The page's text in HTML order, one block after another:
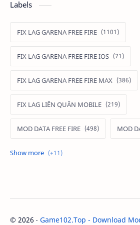
Labels
FIX LAG GARENA FREE FIRE
FIX LAG GARENA FREE FIRE IOS
FIX LAG GARENA FREE FIRE MAX
FIX LAG LIÊN QUÂN MOBILE
MOD DATA FREE FIRE MOD
MOD FREE FIRE
MOD LIÊN QUÂN MOBILE IOS
© 2026 ‧ Game102.Top - Download